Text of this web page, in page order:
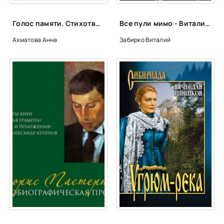
Shifrin_Techet_reka_043
Shifrin_Techet_reka_044
Shifrin_Techet_reka_045
Shifrin_Techet_reka_046
Shifrin_Techet_reka_047
Shifrin_Techet_reka_048
Shifrin_Techet_reka_050
Shifrin_Techet_reka_051
Shifrin_Techet_reka_052
Голос памяти. Стихотворения и поэмы - Анна Ахматова
Ахматова Анна
Все пули мимо - Виталий Забирко
Забирко Виталий